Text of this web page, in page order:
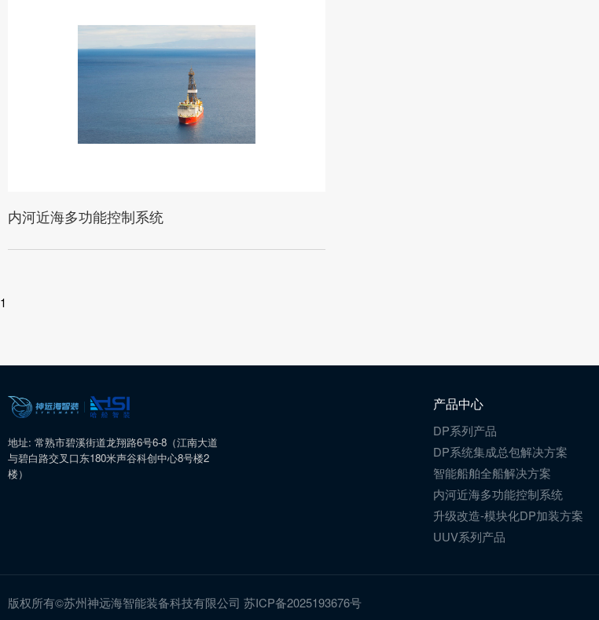
内河近海多功能控制系统
1
地址: 常熟市碧溪街道龙翔路6号6-8（江南大道
与碧白路交叉口东180米声谷科创中心8号楼2
楼）
产品中心
DP系列产品
DP系统集成总包解决方案
智能船舶全船解决方案
内河近海多功能控制系统
升级改造-模块化DP加装方案
UUV系列产品
版权所有©苏州神远海智能装备科技有限公司 苏ICP备2025193676号